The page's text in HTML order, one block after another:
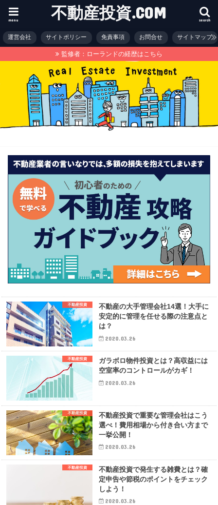
不動産投資.COM search
menu
運営会社 サイトポリシー 免責事項 お問合せ サイトマップ
監修者：ローランドの経歴はこちら
不動産投資
不動産の大手管理会社14選！大手に
安定的に管理を任せる際の注意点と
は？
2020.03.26
不動産投資
ガラボロ物件投資とは？高収益には
空室率のコントロールがカギ！
2020.03.26
不動産投資
不動産投資で重要な管理会社はこう
選べ！費用相場から付き合い方まで
一挙公開！
2020.03.26
不動産投資
不動産投資で発生する雑費とは？確
定申告や節税のポイントをチェック
しよう！
2020.03.26